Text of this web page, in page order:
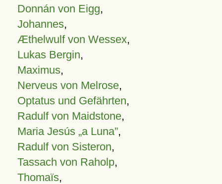
Donnán von Eigg,
Johannes,
Æthelwulf von Wessex,
Lukas Bergin,
Maximus,
Nerveus von Melrose,
Optatus und Gefährten,
Radulf von Maidstone,
Maria Jesús „a Luna”,
Radulf von Sisteron,
Tassach von Raholp,
Thomaïs,